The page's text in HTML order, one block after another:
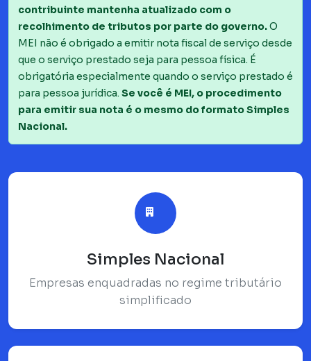
contribuinte mantenha atualizado com o
recolhimento de tributos por parte do governo.O
MEI não é obrigado a emitir nota fiscal de serviço desde
que o serviço prestado seja para pessoa física. É
obrigatória especialmente quando o serviço prestado é
para pessoa jurídica. Se você é MEI, o procedimento
para emitir sua nota é o mesmo do formato Simples
Nacional.
Simples Nacional
Empresas enquadradas no regime tributário
simplificado